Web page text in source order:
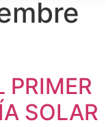
PRIMER
SOLAR